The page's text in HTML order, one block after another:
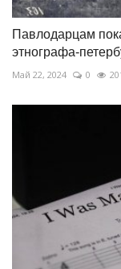
Павлодарцам
этнографа-
Май 22, 2024 0